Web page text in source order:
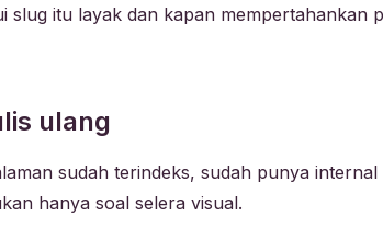
slug itu layak dan kapan mempertahankan
ulang
sudah terindeks, sudah punya
hanya soal selera visual.